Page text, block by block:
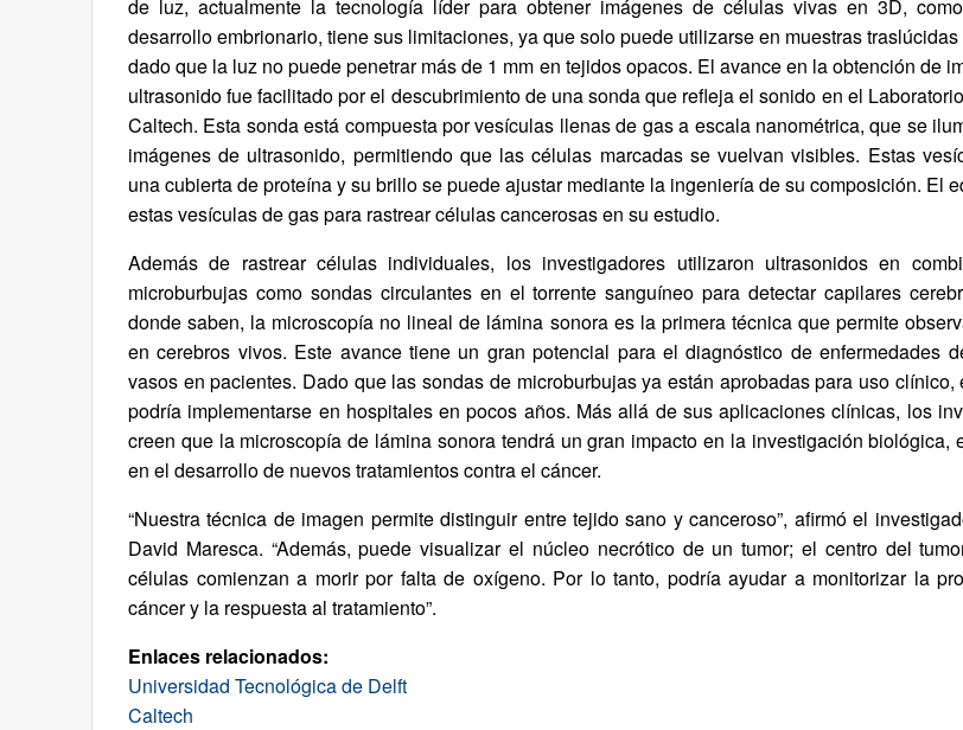
de luz, actualmente la tecnología líder para obtener imágenes de células vivas en 3D,
desarrollo embrionario, tiene sus limitaciones, ya que solo puede utilizarse en muestras
dado que la luz no puede penetrar más de 1 mm en tejidos opacos. El avance en la obtención de
ultrasonido fue facilitado por el descubrimiento de una sonda que refleja el sonido en el
Caltech. Esta sonda está compuesta por vesículas llenas de gas a escala nanométrica, que se
imágenes de ultrasonido, permitiendo que las células marcadas se vuelvan visibles. Estas
una cubierta de proteína y su brillo se puede ajustar mediante la ingeniería de su composición. El
estas vesículas de gas para rastrear células cancerosas en su estudio.
Además de rastrear células individuales, los investigadores utilizaron ultrasonidos en
microburbujas como sondas circulantes en el torrente sanguíneo para detectar capilares
donde saben, la microscopía no lineal de lámina sonora es la primera técnica que permite
en cerebros vivos. Este avance tiene un gran potencial para el diagnóstico de enfermedades
vasos en pacientes. Dado que las sondas de microburbujas ya están aprobadas para uso clínico,
podría implementarse en hospitales en pocos años. Más allá de sus aplicaciones clínicas, los
creen que la microscopía de lámina sonora tendrá un gran impacto en la investigación biológica,
en el desarrollo de nuevos tratamientos contra el cáncer.
“Nuestra técnica de imagen permite distinguir entre tejido sano y canceroso”, afirmó el
David Maresca. “Además, puede visualizar el núcleo necrótico de un tumor; el centro del
células comienzan a morir por falta de oxígeno. Por lo tanto, podría ayudar a monitorizar la
cáncer y la respuesta al tratamiento”.
Enlaces relacionados:
Universidad Tecnológica de Delft
Caltech